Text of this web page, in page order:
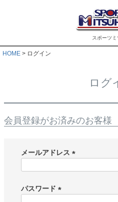
スポーツミ
HOME ログイン
ログ
会員登録がお済みのお客様
メールアドレス
)
パスワード